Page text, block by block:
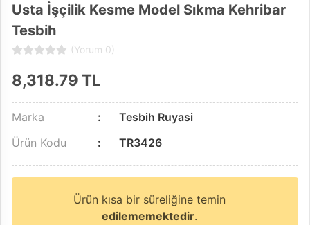
Usta İşçilik Kesme Model Sıkma Kehribar
Tesbih
(Yorum 0)
8,318.79 TL
Marka
Tesbih Ruyasi
Ürün Kodu
TR3426
Ürün kısa bir süreliğine temin
edilememektedir.